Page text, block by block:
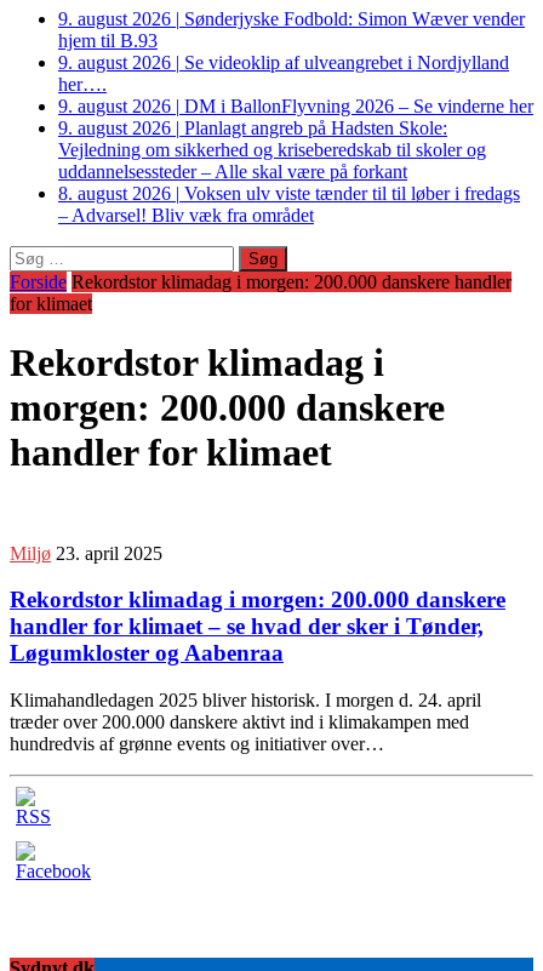
9. august 2026 | Sønderjyske Fodbold: Simon Wæver vender
hjem til B.93
9. august 2026 | Se videoklip af ulveangrebet i Nordjylland
her….
9. august 2026 | DM i BallonFlyvning 2026 – Se vinderne her
9. august 2026 | Planlagt angreb på Hadsten Skole:
Vejledning om sikkerhed og kriseberedskab til skoler og
uddannelsessteder – Alle skal være på forkant
8. august 2026 | Voksen ulv viste tænder til til løber i fredags
– Advarsel! Bliv væk fra området
Søg
efter:
Forside Rekordstor klimadag i morgen: 200.000 danskere handler
for klimaet
Rekordstor klimadag i
morgen: 200.000 danskere
handler for klimaet
Miljø 23. april 2025
Rekordstor klimadag i morgen: 200.000 danskere
handler for klimaet – se hvad der sker i Tønder,
Løgumkloster og Aabenraa
Klimahandledagen 2025 bliver historisk. I morgen d. 24. april
træder over 200.000 danskere aktivt ind i klimakampen med
hundredvis af grønne events og initiativer over…